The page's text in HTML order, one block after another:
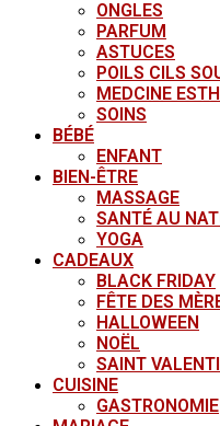
ONGLES
PARFUM
ASTUCES
POILS CILS
MEDCINE
SOINS
BÉBÉ
ENFANT
BIEN-ÊTRE
MASSAGE
SANTÉ AU
YOGA
CADEAUX
BLACK FRIDAY
FÊTE DES
HALLOWEEN
NOËL
SAINT
CUISINE
GASTRONOMIE